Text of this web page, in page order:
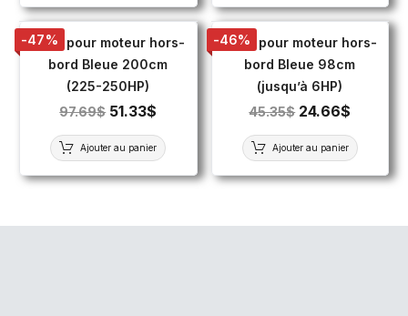
-47%
Toile pour moteur hors-
bord Bleue 200cm
(225-250HP)
97.69$ 51.33$
Ajouter au panier
-46%
Toile pour moteur hors-
bord Bleue 98cm
(jusqu’à 6HP)
45.35$ 24.66$
Ajouter au panier